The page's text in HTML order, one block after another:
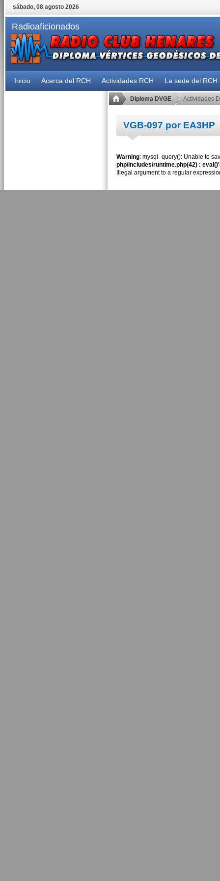
sábado, 08 agosto 2026
Radioaficionados
Inicio Acerca del RCH Actividades RCH La sede del RCH
Diploma DVGE Actividades
VGB-097 por EA3HP
Warning: mysql_query(): Unable to
php/includes/runtime.php(42) :
Illegal argument to a regular